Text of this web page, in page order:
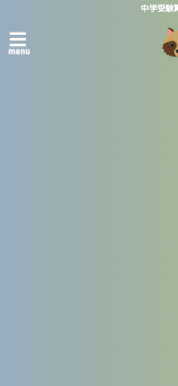
中学受験
menu